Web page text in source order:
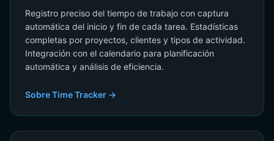
Registro preciso del tiempo de trabajo con captura
automática del inicio y fin de cada tarea. Estadísticas
completas por proyectos, clientes y tipos de actividad.
Integración con el calendario para planificación
automática y análisis de eficiencia.
Sobre Time Tracker →